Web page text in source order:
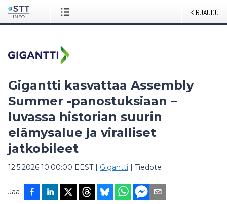
KIRJAUDU
Gigantti kasvattaa Assembly
Summer -panostuksiaan –
luvassa historian suurin
elämysalue ja viralliset
jatkobileet
12.5.2026 10:00:00 EEST| Gigantti | Tiedote
Jaa